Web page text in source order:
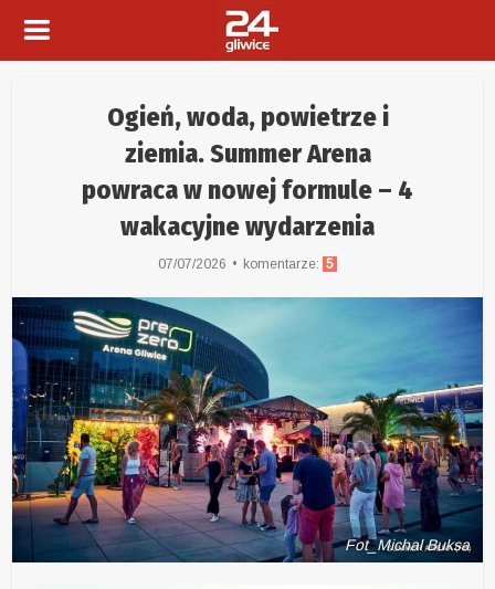
Ogień, woda, powietrze i
ziemia. Summer Arena
powraca w nowej formule – 4
wakacyjne wydarzenia
07/07/2026 komentarze: 5
Fot_Michal Buksa